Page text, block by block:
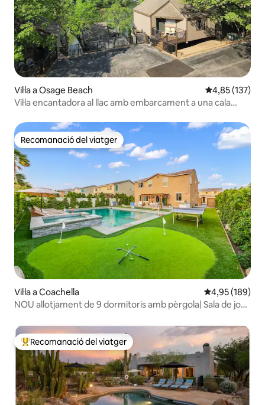
Vil·la a Osage Beach 4,85 de
4,85 (137)
Vil·la encantadora al llac amb embarcament a una cala
Recomanació del viatger
Recomanació del viatger
Vil·la a Coachella 4,95 de
4,95 (189)
NOU allotjament de 9 dormitoris amb pèrgola| Sala de jocs
Principals recomanacions dels viatgers
Recomanació del viatger